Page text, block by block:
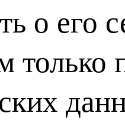
о его